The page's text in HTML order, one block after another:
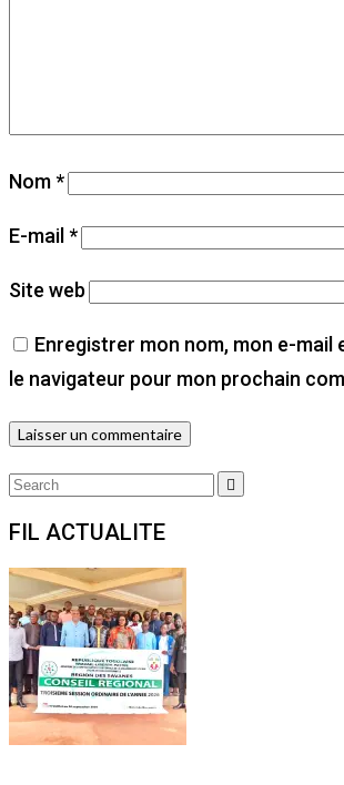
Nom*
E-mail *
Site web
Enregistrer mon nom, mon e-mail
le navigateur pour mon prochain
Search
FIL ACTUALITE